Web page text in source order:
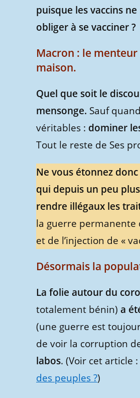
puisque les vaccins
obliger à se vacciner ?
Macron : le menteur
maison.
Quel que soit le
mensonge. Sauf
véritables : dominer
Tout le reste de Ses
Ne vous étonnez
qui depuis un peu
rendre illégaux les
la guerre permanente
et de l’injection de «
Désormais la
La folie autour du
totalement bénin) a
(une guerre est
de voir la corruption
labos. (Voir cet article :
des peuples ?)